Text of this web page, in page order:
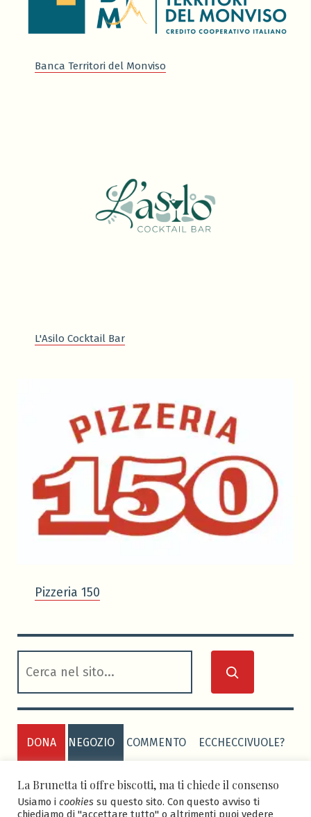
Banca Territori del Monviso
L'Asilo Cocktail Bar
Pizzeria 150
DONA NEGOZIO COMMENTO ECCHECCIVUOLE?
PRIVACY POLICY COOKIE POLICY
La Brunetta ti offre biscotti, ma ti chiede il consenso
Usiamo i cookies su questo sito. Con questo avviso ti
chiediamo di "accettare tutto" o altrimenti puoi vedere